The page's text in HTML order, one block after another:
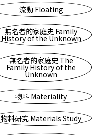
流動 Floating
無名者的家庭史 Family
History of the Unknown
無名者的家庭史 The
Family History of the
Unknown
物料 Materiality
物料研究 Materials Study